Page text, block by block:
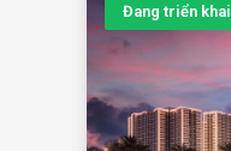
Đang triển khai